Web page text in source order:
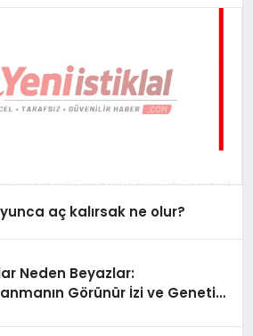
8 Mayıs 2025: Gökyüzü Bugün Ne
İşte Burçlarınızın Nabzı!
Kral Kaybederse Dizisi Oyuncu
Ve Konusu
aç kalırsak ne olur?
Neden Beyazlar:
Görünür İzi ve Genetik